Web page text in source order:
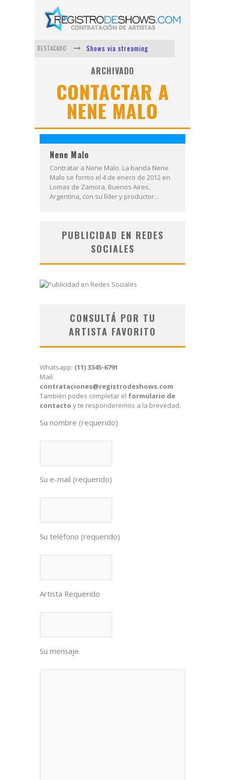
DESTACADO
Shows via streaming
Lit Killah
Nicki Nicole
Duki
Vi Em
ARCHIVADO
CONTACTAR A
NENE MALO
Nene Malo
Contratar a Nene Malo. La banda Nene
Malo se formo el 4 de enero de 2012 en
Lomas de Zamora, Buenos Aires,
Argentina, con su líder y productor...
PUBLICIDAD EN REDES
SOCIALES
CONSULTÁ POR TU
ARTISTA FAVORITO
Whatsapp: (11) 3345-6791
Mail:
contrataciones@registrodeshows.com
También podes completar el formulario de
contacto y te responderemos a la brevedad.
Su nombre (requerido)
Su e-mail (requerido)
Su teléfono (requerido)
Artista Requerido
Su mensaje